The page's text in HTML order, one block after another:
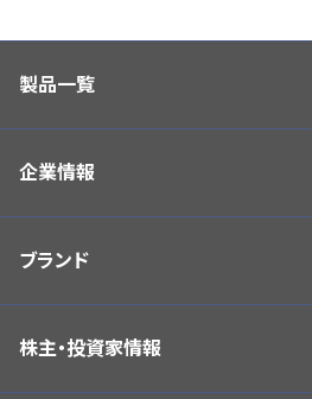
製品一覧
企業情報
ブランド
株主・投資家情報